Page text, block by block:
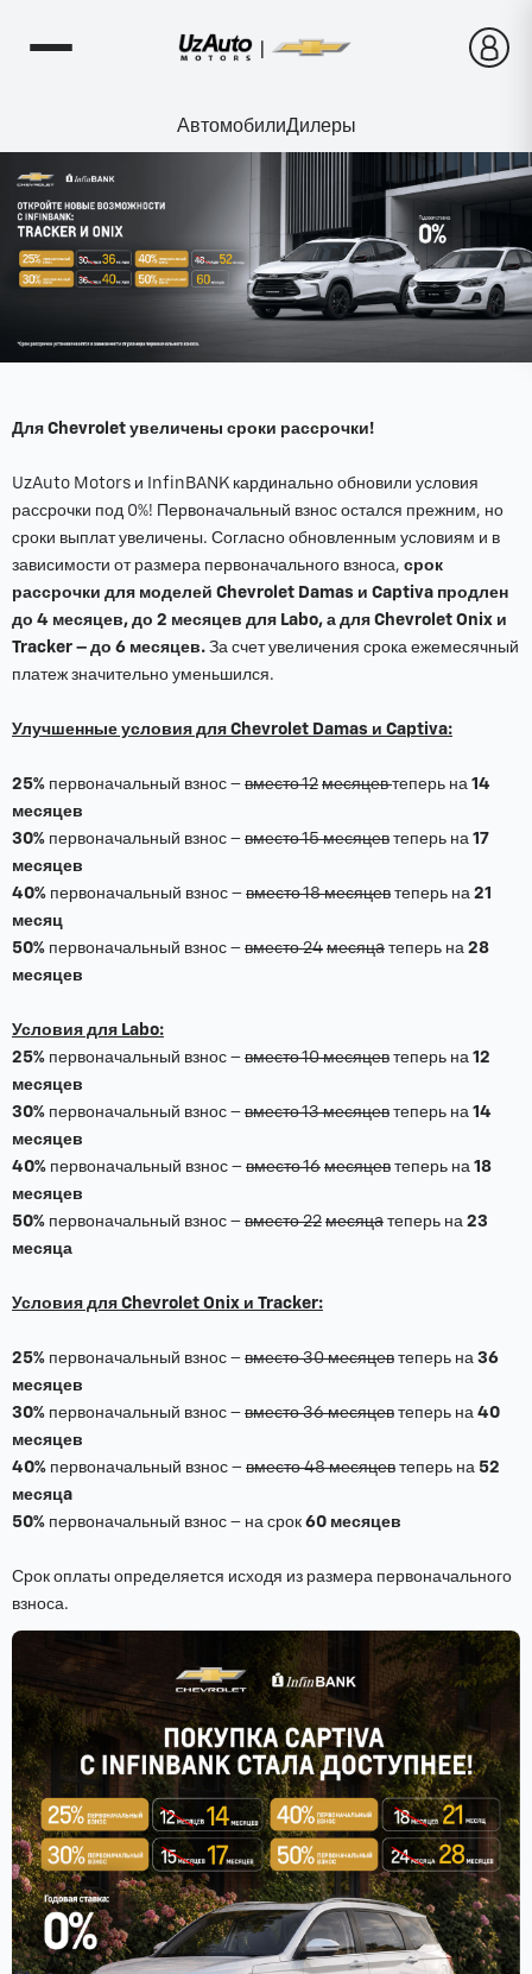
АвтомобилиДилеры
Для Chevrolet увеличены сроки рассрочки!
UzAuto Motors и InfinBANK кардинально обновили условия
рассрочки под 0%! Первоначальный взнос остался прежним, но
сроки выплат увеличены. Согласно обновленным условиям и в
зависимости от размера первоначального взноса, срок
рассрочки для моделей Chevrolet Damas и Captiva продлен
до 4 месяцев, до 2 месяцев для Labo, а для Chevrolet Onix и
Tracker – до 6 месяцев. За счет увеличения срока ежемесячный
платеж значительно уменьшился.
Улучшенные условия для Chevrolet Damas и Captiva:
25% первоначальный взнос – вместо 12 месяцевтеперь на 14
месяцев
30% первоначальный взнос – вместо 15 месяцев теперь на 17
месяцев
40% первоначальный взнос – вместо 18 месяцев теперь на 21
месяц
50% первоначальный взнос – вместо 24 месяцa теперь на 28
месяцев
Условия для Labo:
25% первоначальный взнос – вместо 10 месяцев теперь на 12
месяцев
30% первоначальный взнос – вместо 13 месяцев теперь на 14
месяцев
40% первоначальный взнос – вместо 16 месяцев теперь на 18
месяцев
50% первоначальный взнос – вместо 22 месяцa теперь на 23
месяца
Условия для Chevrolet Onix и Tracker:
25% первоначальный взнос – вместо 30 месяцев теперь на 36
месяцев
30% первоначальный взнос – вместо 36 месяцев теперь на 40
месяцев
40% первоначальный взнос – вместо 48 месяцев теперь на 52
месяцa
50% первоначальный взнос – на срок 60 месяцев
Срок оплаты определяется исходя из размера первоначального
взноса.